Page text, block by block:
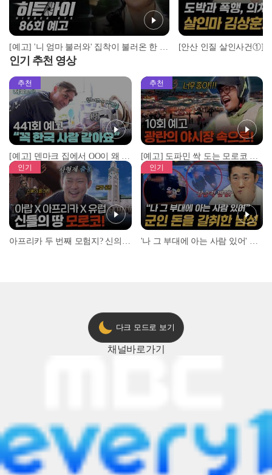
[예고] '니 엄마 불러와' 집착이 불러온 한 가족의 비극
인기 추천 영상
추천
[예고] 덴마크 집에서 OO이 왜 나와...? 이상할 정도로 한국을 사랑하는 우리 형을 제보합니다!
추천
[예고] 도파민 싹 도는 모로코 야시장 투어!
인기 인기
다크 모드로 보기
채널바로가기